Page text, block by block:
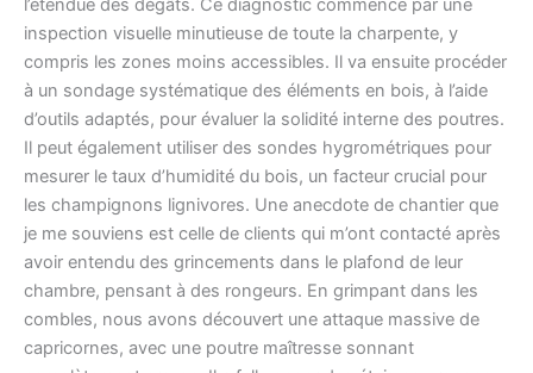
inspection visuelle minutieuse de toute la charpente, y
compris les zones moins accessibles. Il va ensuite procéder
à un sondage systématique des éléments en bois, à l’aide
d’outils adaptés, pour évaluer la solidité interne des poutres.
Il peut également utiliser des sondes hygrométriques pour
mesurer le taux d’humidité du bois, un facteur crucial pour
les champignons lignivores. Une anecdote de chantier que
je me souviens est celle de clients qui m’ont contacté après
avoir entendu des grincements dans le plafond de leur
chambre, pensant à des rongeurs. En grimpant dans les
combles, nous avons découvert une attaque massive de
capricornes, avec une poutre maîtresse sonnant